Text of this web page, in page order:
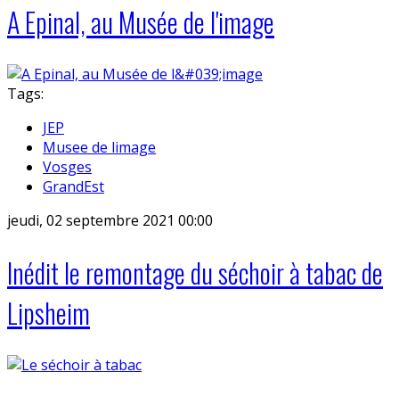
A Epinal, au Musée de l'image
Tags:
JEP
Musee de limage
Vosges
GrandEst
jeudi, 02 septembre 2021 00:00
Inédit le remontage du séchoir à tabac de
Lipsheim